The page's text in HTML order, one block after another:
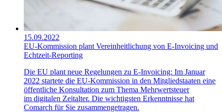
15.09.2022
EU-Kommission plant Vereinheitlichung von E-Invoicing und
Echtzeit-Reporting
Die EU plant neue Regelungen zu E-Invoicing: Im Januar
2022 startete die EU-Kommission in den Mitgliedstaaten eine
öffentliche Konsultation zum Thema Mehrwertsteuer
im digitalen Zeitalter. Die wichtigsten Erkenntnisse hat
Comarch für Sie zusammengetragen.